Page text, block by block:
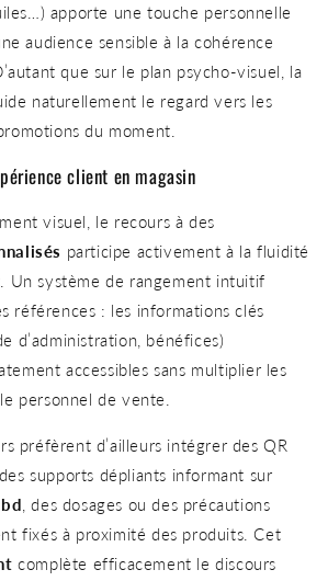
apporte une touche personnelle
audience sensible à la cohérence
que sur le plan psycho-visuel, la
naturellement le regard vers les
du moment.
client en magasin
visuel, le recours à des
participe activement à la fluidité
Un système de rangement intuitif
références : les informations clés
d’administration, bénéfices)
accessibles sans multiplier les
personnel de vente.
préfèrent d’ailleurs intégrer des QR
supports dépliants informant sur
, des dosages ou des précautions
fixés à proximité des produits. Cet
complète efficacement le discours